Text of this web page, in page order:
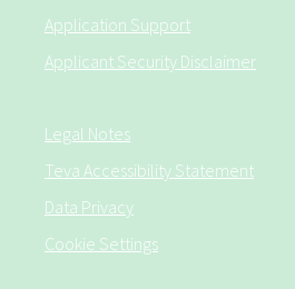
Application Support
Applicant Security Disclaimer
Legal Notes
Teva Accessibility Statement
Data Privacy
Cookie Settings